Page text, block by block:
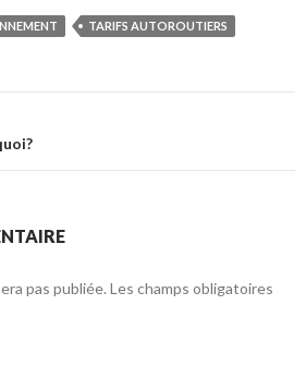
TARIFS AUTOROUTIERS
pas publiée. Les champs obligatoires